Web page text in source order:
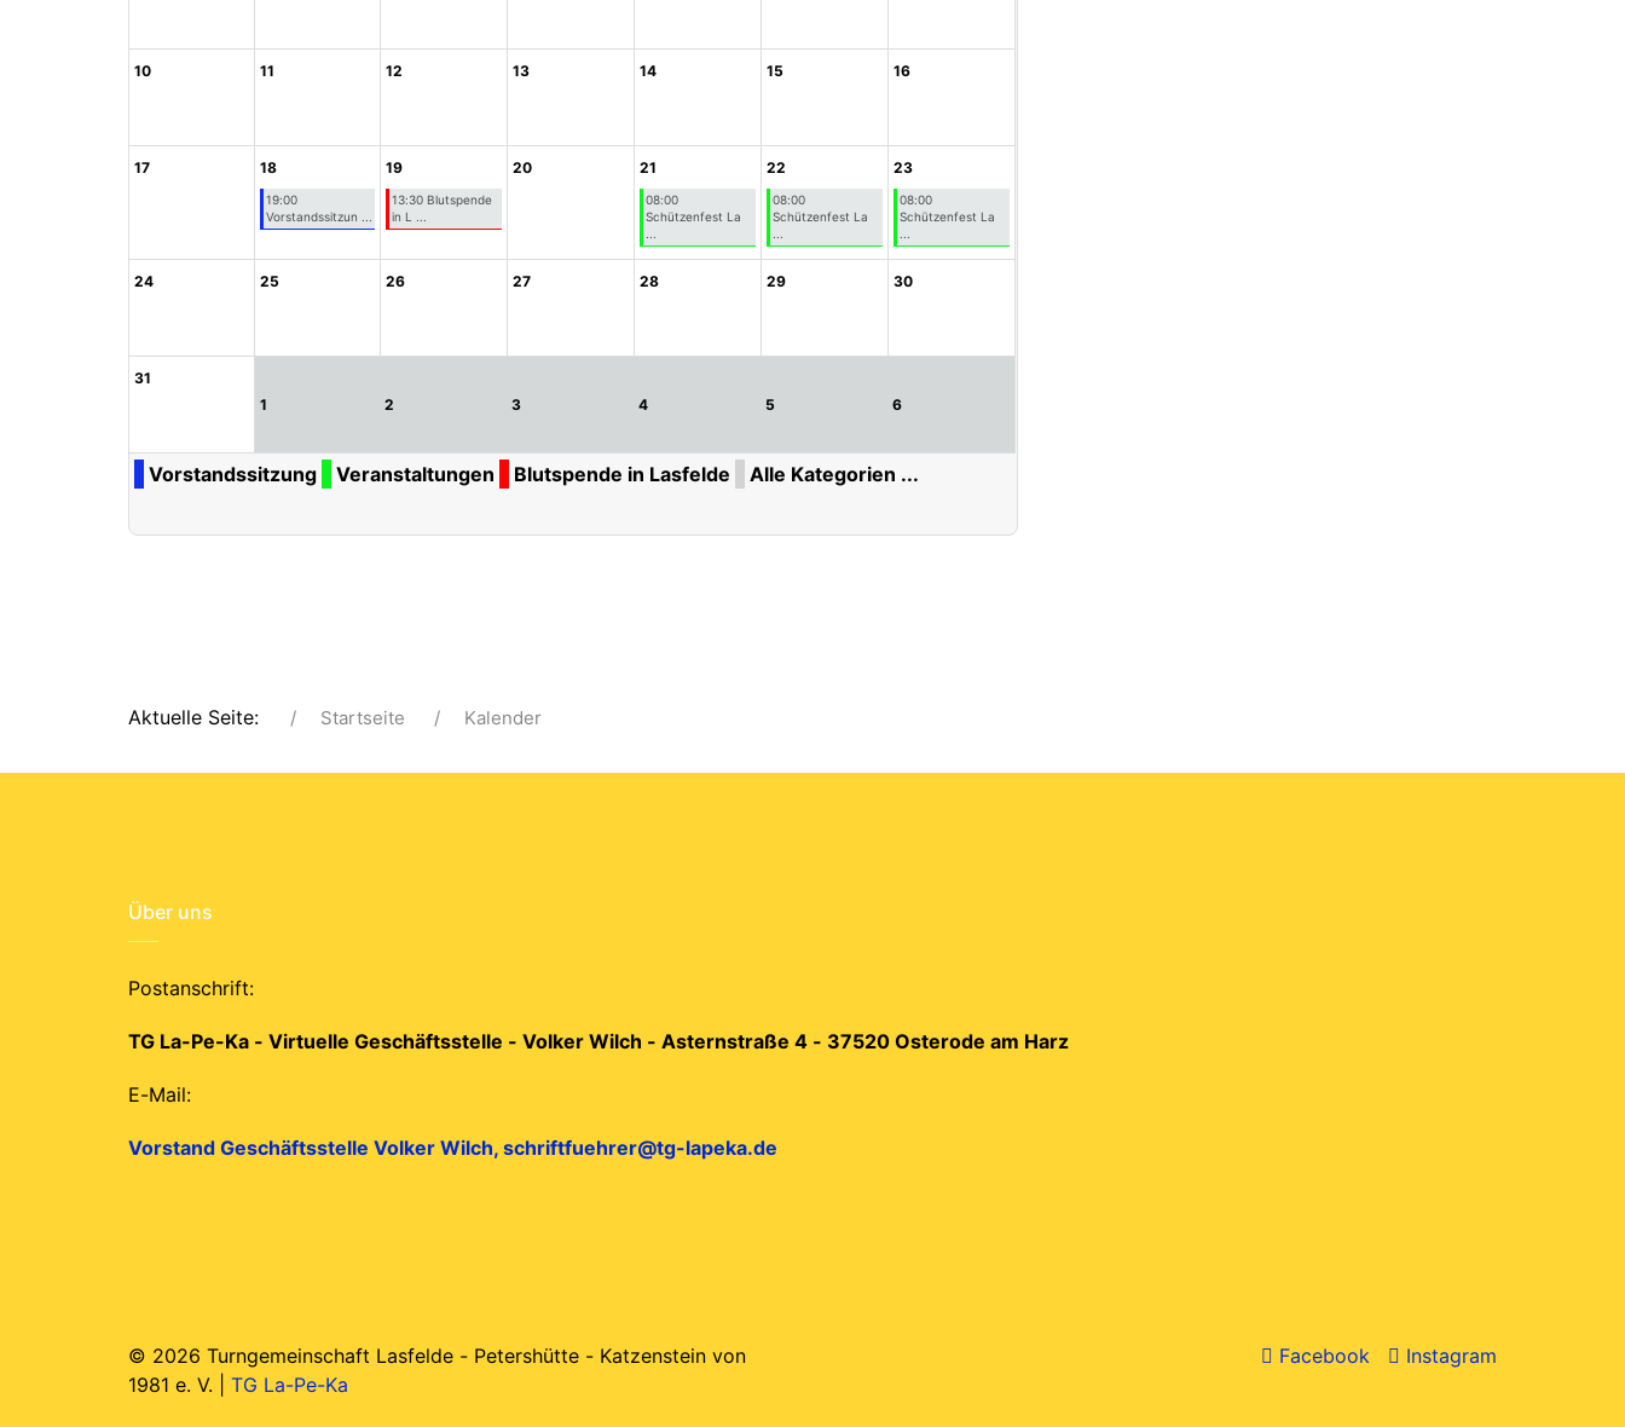
10 11 12 13 14 15 16
17 18
19:00
Vorstandssitzun ...
19
13:30 Blutspende
in L ...
20 21
08:00
Schützenfest La
22
08:00
Schützenfest La
23
08:00
Schützenfest La
24 25 26 27 28 29 30
31
1
2 3 4 5 6
Vorstandssitzung Veranstaltungen Blutspende in Lasfelde Alle Kategorien ...
Aktuelle Seite: Startseite Kalender
Über uns
Postanschrift:
TG La-Pe-Ka - Virtuelle Geschäftsstelle - Volker Wilch - Asternstraße 4 - 37520 Osterode am Harz
E-Mail:
Vorstand Geschäftsstelle Volker Wilch, schriftfuehrer@tg-lapeka.de
© 2026 Turngemeinschaft Lasfelde - Petershütte - Katzenstein von
1981 e. V. | TG La-Pe-Ka
Facebook Instagram